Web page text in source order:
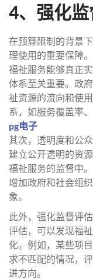
4、强化
在预算限制的背景
理使用的重要保障
福祉服务能够真正
体系至关重要。政
祉资源的流向和使
系，如服务覆盖率
pg电子
其次，透明度和公
建立公开透明的资
福祉服务的监督中
增加政府和社会组
象。
此外，强化监督评
评估，可以发现福
化。例如，某些项
求不匹配的情况，
进方向。